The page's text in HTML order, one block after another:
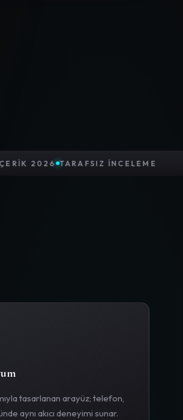
İÇERIK 2026 TARAFSIZ
tasarlanan arayüz; telefon,
aynı akıcı deneyimi sunar.